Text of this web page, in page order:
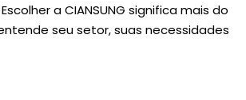
a CIANSUNG significa mais do
seu setor, suas necessidades